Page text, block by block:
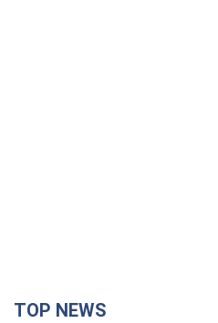
TOP NEWS